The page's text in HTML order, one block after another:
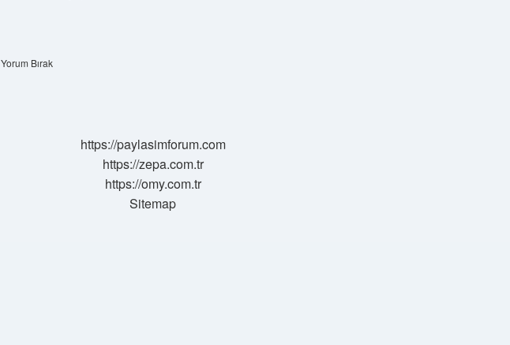
Yorum Bırak
https://paylasimforum.com
https://zepa.com.tr
https://omy.com.tr
Sitemap